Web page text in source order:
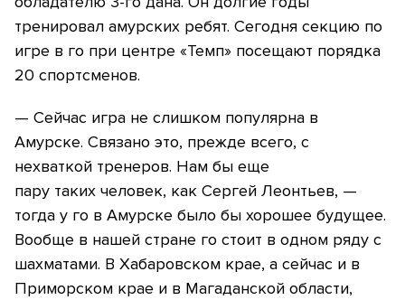
тренировал амурских ребят. Сегодня секцию по
игре в го при центре «Темп» посещают порядка
20 спортсменов.
— Сейчас игра не слишком популярна в
Амурске. Связано это, прежде всего, с
нехваткой тренеров. Нам бы еще
пару таких человек, как Сергей Леонтьев, —
тогда у го в Амурске было бы хорошее будущее.
Вообще в нашей стране го стоит в одном ряду с
шахматами. В Хабаровском крае, а сейчас и в
Приморском крае и в Магаданской области,